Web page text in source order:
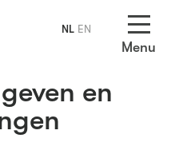
Menu
en
NL EN